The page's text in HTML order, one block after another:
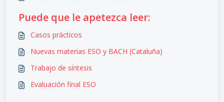
Puede que le apetezca leer:
Casos prácticos
Nuevas materias ESO y BACH (Cataluña)
Trabajo de síntesis
Evaluación final ESO